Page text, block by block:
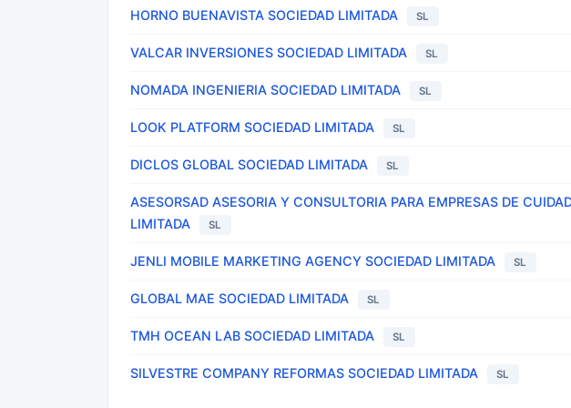
HORNO BUENAVISTA SOCIEDAD LIMITADA SL
VALCAR INVERSIONES SOCIEDAD LIMITADA SL
NOMADA INGENIERIA SOCIEDAD LIMITADA SL
LOOK PLATFORM SOCIEDAD LIMITADA SL
DICLOS GLOBAL SOCIEDAD LIMITADA SL
ASESORSAD ASESORIA Y CONSULTORIA PARA EMPRESAS DE
LIMITADA
SL
JENLI MOBILE MARKETING AGENCY SOCIEDAD LIMITADA SL
GLOBAL MAE SOCIEDAD LIMITADA SL
TMH OCEAN LAB SOCIEDAD LIMITADA SL
SILVESTRE COMPANY REFORMAS SOCIEDAD LIMITADA SL